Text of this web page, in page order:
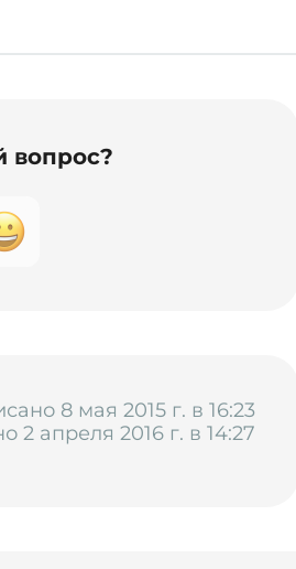
вопрос?
8 мая 2015 г. в 16:23
2 апреля 2016 г. в 14:27